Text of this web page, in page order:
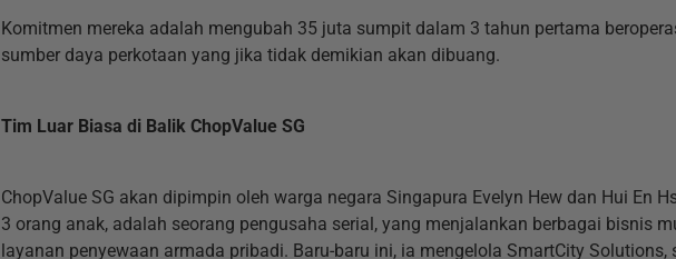
Komitmen mereka adalah mengubah 35 juta sumpit dalam 3 tahun pertama
sumber daya perkotaan yang jika tidak demikian akan dibuang.
Tim Luar Biasa di Balik ChopValue SG
ChopValue SG akan dipimpin oleh warga negara Singapura Evelyn Hew dan Hui En
3 orang anak, adalah seorang pengusaha serial, yang menjalankan berbagai bisnis
layanan penyewaan armada pribadi. Baru-baru ini, ia mengelola SmartCity Solutions,